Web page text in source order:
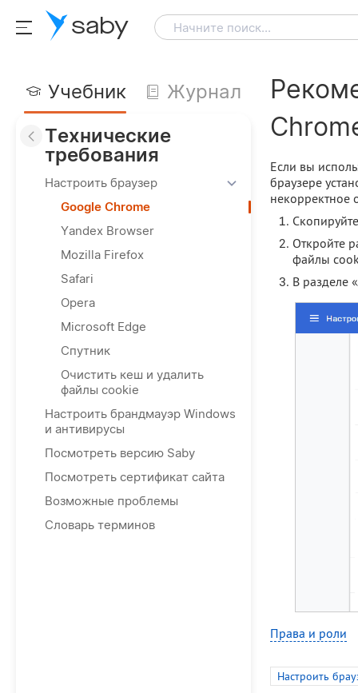
saby Начните поиск...
Учебник
Журнал
Технические
требования
Настроить браузер
Google Chrome
Yandex Browser
Mozilla Firefox
Safari
Opera
Microsoft Edge
Спутник
Очистить кеш и удалить
файлы cookie
Настроить брандмауэр Windows
и антивирусы
Посмотреть версию Saby
Посмотреть сертификат сайта
Возможные проблемы
Словарь терминов
Если вы
браузере
некорректное
Откройте
файлы
В разделе
Права и роли
Настроить